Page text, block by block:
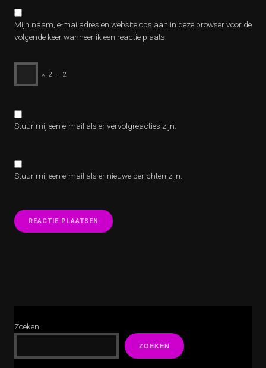
Mijn naam, e-mailadres en website opslaan in deze browser voor de
volgende keer wanneer ik een reactie plaats.
× 2 = 2
Stuur mij een e-mail als er vervolgreacties zijn.
Stuur mij een e-mail als er nieuwe berichten zijn.
Zoeken
ZOEKEN